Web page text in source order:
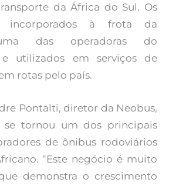
da África do Sul. Os
incorporados à frota da
das operadoras do
e utilizados em serviços de
rotas pelo país.
Pontalti, diretor da Neobus,
tornou um dos principais
de ônibus rodoviários
“Este negócio é muito
demonstra o crescimento